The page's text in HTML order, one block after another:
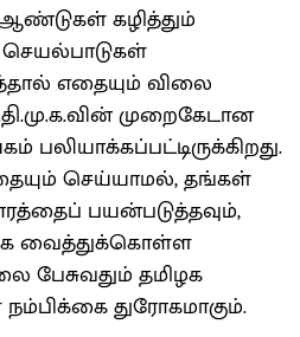
கழித்தும்
எதையும் விலை
முறைகேடான
பலியாக்கப்பட்டிருக்கிறது.
செய்யாமல், தங்கள்
பயன்படுத்தவும்,
வைத்துக்கொள்ள
தமிழக
துரோகமாகும்.